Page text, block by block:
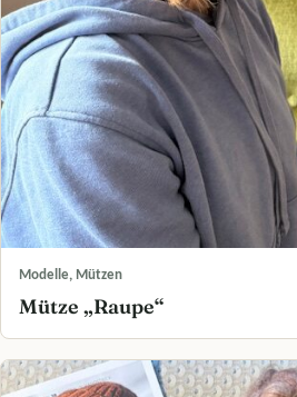
Modelle, Mützen
Mütze „Raupe“